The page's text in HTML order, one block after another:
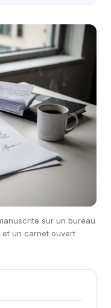
sur un bureau
un carnet ouvert